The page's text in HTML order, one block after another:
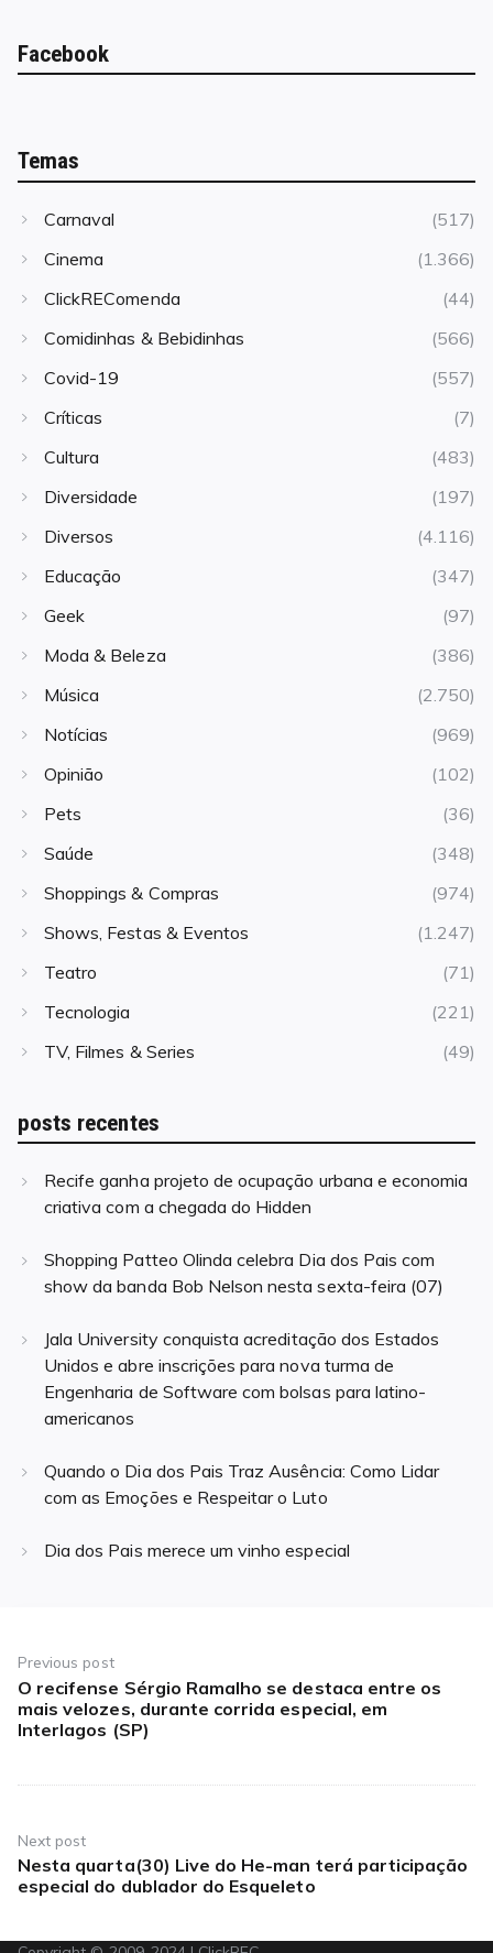
Facebook
Temas
Carnaval
(517)
Cinema
(1.366)
ClickREComenda
(44)
Comidinhas & Bebidinhas
(566)
Covid-19
(557)
Críticas
(7)
Cultura
(483)
Diversidade
(197)
Diversos
(4.116)
Educação
(347)
Geek
(97)
Moda & Beleza
(386)
Música
(2.750)
Notícias
(969)
Opinião
(102)
Pets
(36)
Saúde
(348)
Shoppings & Compras
(974)
Shows, Festas & Eventos
(1.247)
Teatro
(71)
Tecnologia
(221)
TV, Filmes & Series
(49)
posts recentes
Recife ganha projeto de ocupação urbana e economia
criativa com a chegada do Hidden
Shopping Patteo Olinda celebra Dia dos Pais com
show da banda Bob Nelson nesta sexta-feira (07)
Jala University conquista acreditação dos Estados
Unidos e abre inscrições para nova turma de
Engenharia de Software com bolsas para latino-
americanos
Quando o Dia dos Pais Traz Ausência: Como Lidar
com as Emoções e Respeitar o Luto
Dia dos Pais merece um vinho especial
de
Post
Previous post
Previous
post:
O recifense Sérgio Ramalho se destaca entre os
mais velozes, durante corrida especial, em
Interlagos (SP)
Next post
Next
post:
Nesta quarta(30) Live do He-man terá participação
especial do dublador do Esqueleto